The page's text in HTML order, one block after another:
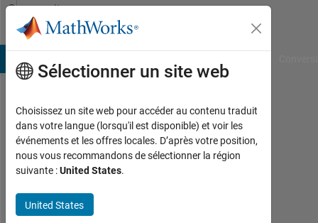
Passer au contenu
Community
Profile
Raffaele
Modugno
Actif
2017
Sélectionner un site web
Choisissez un site web pour accéder au contenu traduit
dans votre langue (lorsqu'il est disponible) et voir les
événements et les offres locales. D’après votre position,
nous vous recommandons de sélectionner la région
suivante :United States.
United States